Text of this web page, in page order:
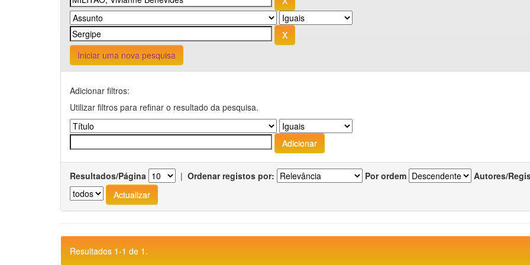
Iniciar uma nova pesquisa
Adicionar filtros:
Utilizar filtros para refinar o resultado da pesquisa.
Resultados/Página | Ordenar registos por: Por ordem Autores/
Resultados 1-1 de 1.